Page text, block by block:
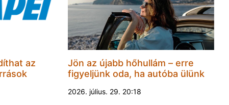
az
Jön az újabb hőhullám – erre
figyeljünk oda, ha autóba ülünk
2026. július. 29. 20:18